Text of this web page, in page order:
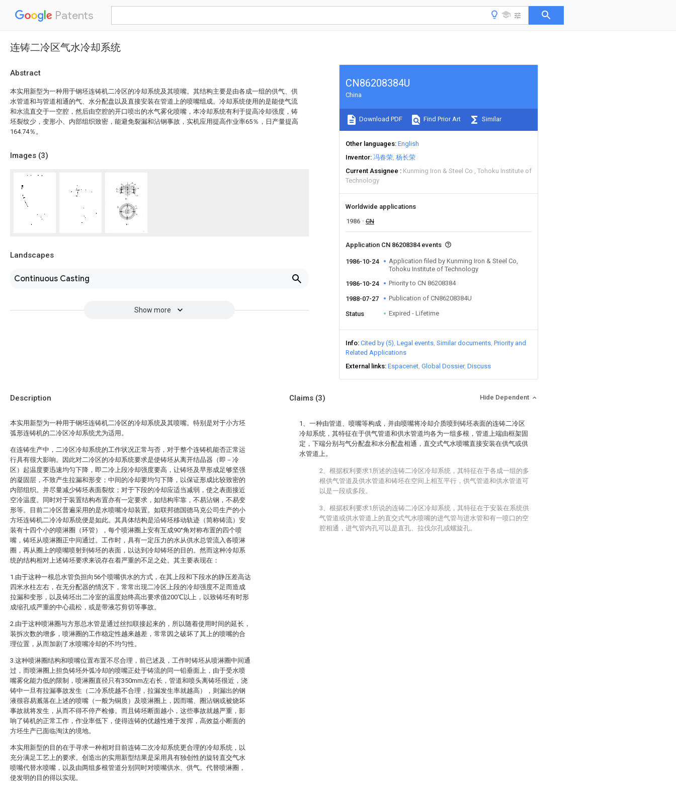
Patents
连铸二冷区气水冷却系统
Abstract
本实用新型为一种用于钢坯连铸机二冷区的冷却系统及其喷嘴。其结构主要是由各成一组的供气、供
水管道和与管道相通的气、水分配盘以及直接安装在管道上的喷嘴组成。冷却系统使用的是能使气流
和水流直交于一空腔，然后由空腔的开口喷出的水气雾化喷嘴，本冷却系统有利于提高冷却强度，铸
坯裂纹少，变形小、内部组织致密，能避免裂漏和沾钢事故，实机应用提高作业率65％，日产量提高
164.74％。
Images (3)
Landscapes
Continuous Casting
Show more
CN86208384U
China
Download PDF Find Prior Art Similar
Other languages English
Inventor 冯春荣 杨长荣
Current Assignee
Kunming Iron & Steel Co
Tohoku Institute of
Technology
Worldwide applications
1986
CN
Application CN 86208384 events
1986-10-24
Application filed by Kunming Iron & Steel Co,
Tohoku Institute of Technology
1986-10-24
Priority to CN 86208384
1988-07-27 Publication of CN86208384U
Status Expired - Lifetime
Info Cited by (5) Legal events Similar documents Priority and
Related Applications
External links Espacenet Global Dossier Discuss
Description
本实用新型为一种用于钢坯连铸机二冷区的冷却系统及其喷嘴。特别是对于小方坯
弧形连铸机的二冷区冷却系统尤为适用。
在连铸生产中，二冷区冷却系统的工作状况正常与否，对于整个连铸机能否正常运
行具有很大影响。因此对二冷区的冷却系统要求是使铸坯从离开结晶器（即－冷
区）起温度要迅速均匀下降，即二冷上段冷却强度要高，让铸坯及早形成足够坚强
的凝固层，不致产生拉漏和形变；中间的冷却要均匀下降，以保证形成比较致密的
内部组织。并尽量减少铸坯表面裂纹；对于下段的冷却应适当减弱，使之表面接近
空冷温度。同时对于装置结构布置亦有一定要求，如结构牢靠，不易沾钢，不易变
形等。目前二冷区普遍采用的是水喷嘴冷却装置。如联邦德国德马克公司生产的小
方坯连铸机二冷冷却系统便是如此。其具体结构是沿铸坯移动轨迹（简称铸流）安
装有十四个小的喷淋圈（环管），每个喷淋圈上安有互成90°角对称布置的四个喷
嘴，铸坯从喷淋圈正中间通过。工作时，具有一定压力的水从供水总管流入各喷淋
圈，再从圈上的喷嘴喷射到铸坯的表面，以达到冷却铸坯的目的。然而这种冷却系
统的结构相对上述铸坯要求来说存在着严重的不足之处。其主要表现在：
1.由于这种一根总水管负担向56个喷嘴供水的方式，在其上段和下段水的静压差高达
四米水柱左右，在无分配器的情况下，常常出现二冷区上段的冷却强度不足而造成
拉漏和变形，以及铸坯出二冷室的温度始终高出要求值200℃以上，以致铸坯有时形
成缩孔或严重的中心疏松，或是带液芯剪切等事故。
2.由于这种喷淋圈与方形总水管是通过丝扣联接起来的，所以随着使用时间的延长，
装拆次数的增多，喷淋圈的工作稳定性越来越差，常常因之破坏了其上的喷嘴的合
理位置，从而加剧了水喷嘴冷却的不均匀性。
3.这种喷淋圈结构和喷嘴位置布置不尽合理，前已述及，工作时铸坯从喷淋圈中间通
过，而喷淋圈上担负铸坯外弧冷却的喷嘴正处于铸流的同一铅垂面上，由于受水喷
嘴雾化能力低的限制，喷淋圈直径只有350mm左右长，管道和喷头离铸坯很近，浇
铸中一旦有拉漏事故发生（二冷系统越不合理，拉漏发生率就越高），则漏出的钢
液很容易溅落在上述的喷嘴（一般为铜质）及喷淋圈上，因而嘴、圈沾钢或被烧坏
事故就将发生，从而不得不停产检修。而且铸坯断面越小，这些事故就越严重，影
响了铸机的正常工作，作业率低下，使得连铸的优越性难于发挥，高效益小断面的
方坯生产已面临淘汰的境地。
本实用新型的目的在于寻求一种相对目前连铸二次冷却系统更合理的冷却系统，以
充分满足工艺上的要求。创造出的实用新型结果是采用具有独创性的旋转直交气水
喷嘴代替水喷嘴，以及由两组多根管道分别同时对喷嘴供水、供气。代替喷淋圈，
使发明的目的得以实现。
Claims (3) Hide Dependent
1、一种由管道、喷嘴等构成，并由喷嘴将冷却介质喷到铸坯表面的连铸二冷区
冷却系统，其特征在于供气管道和供水管道均各为一组多根，管道上端由框架固
定，下端分别与气分配盘和水分配盘相通，直交式气水喷嘴直接安装在供气或供
水管道上。
2、根据权利要求1所述的连铸二冷区冷却系统，其特征在于各成一组的多
根供气管道及供水管道和铸坯在空间上相互平行，供气管道和供水管道可
以是一段或多段。
3、根据权利要求1所说的连铸二冷区冷却系统，其特征在于安装在系统供
气管道或供水管道上的直交式气水喷嘴的进气管与进水管和有一喷口的空
腔相通，进气管内孔可以是直孔、拉伐尔孔或螺旋孔。